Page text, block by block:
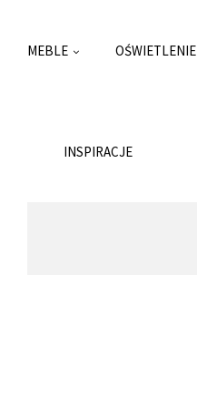
MEBLE OŚWIETLENIE
INSPIRACJE